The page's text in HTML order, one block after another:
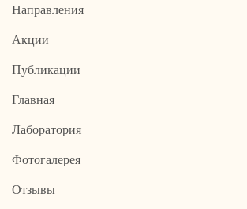
Направления
Акции
Публикации
Главная
Лаборатория
Фотогалерея
Отзывы